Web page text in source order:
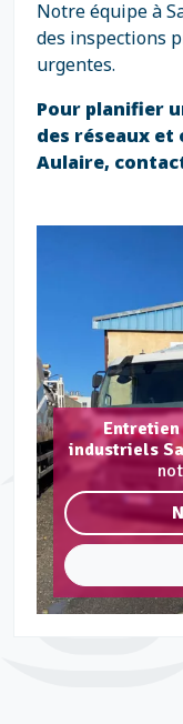
Notre équipe à
des inspections
urgentes.
Pour planifier
des réseaux
Aulaire,
Entretien
industriels